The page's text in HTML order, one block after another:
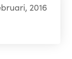
2016